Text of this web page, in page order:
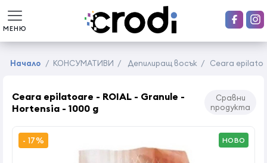
МЕНЮ
Начало / КОНСУМАТИВИ / Депилиращ восък / Ceara
Ceara epilatoare - ROIAL - Granule -
Hortensia - 1000 g
Сравни
продукта
- 17% НОВО